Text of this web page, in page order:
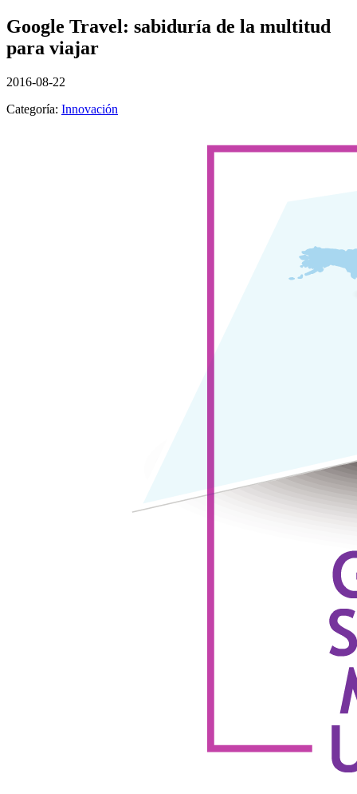
Google Travel: sabiduría de la multitud
para viajar
2016-08-22
Categoría: Innovación